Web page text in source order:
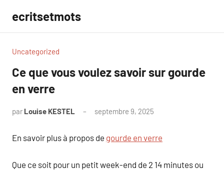
contenu
ecritsetmots
Uncategorized
Ce que vous voulez savoir sur gourde
en verre
par Louise KESTEL septembre 9, 2025
En savoir plus à propos de gourde en verre
Que ce soit pour un petit week-end de 2 14 minutes ou